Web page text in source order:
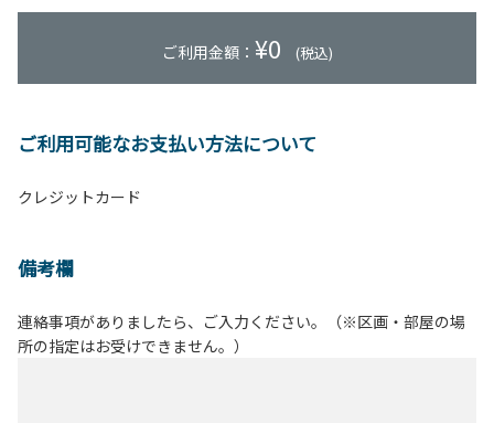
ご利用金額： ¥0 (税込)
ご利用可能なお支払い方法について
クレジットカード
備考欄
連絡事項がありましたら、ご入力ください。（※区画・部屋の場
所の指定はお受けできません。）